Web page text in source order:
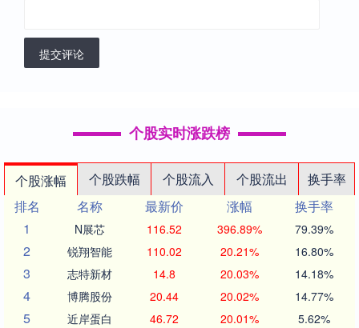
提交评论
个股实时涨跌榜
个股涨幅 个股跌幅 个股流入 个股流出
换手率
排名
名称 最新价 涨幅
换手率
1
N展芯 116.52 396.89% 79.39%
2 锐翔智能 110.02 20.21% 16.80%
3 志特新材 14.8 20.03% 14.18%
4 博腾股份 20.44 20.02% 14.77%
5 近岸蛋白 46.72 20.01% 5.62%